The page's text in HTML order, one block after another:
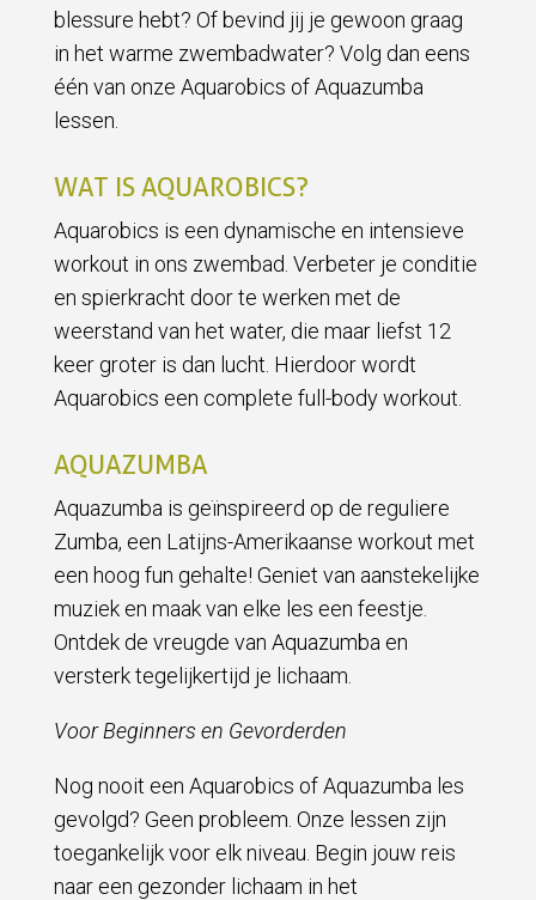
blessure hebt? Of bevind jij je gewoon graag
in het warme zwembadwater? Volg dan eens
één van onze Aquarobics of Aquazumba
lessen.
WAT IS AQUAROBICS?
Aquarobics is een dynamische en intensieve
workout in ons zwembad. Verbeter je conditie
en spierkracht door te werken met de
weerstand van het water, die maar liefst 12
keer groter is dan lucht. Hierdoor wordt
Aquarobics een complete full-body workout.
AQUAZUMBA
Aquazumba is geïnspireerd op de reguliere
Zumba, een Latijns-Amerikaanse workout met
een hoog fun gehalte! Geniet van aanstekelijke
muziek en maak van elke les een feestje.
Ontdek de vreugde van Aquazumba en
versterk tegelijkertijd je lichaam.
Voor Beginners en Gevorderden
Nog nooit een Aquarobics of Aquazumba les
gevolgd? Geen probleem. Onze lessen zijn
toegankelijk voor elk niveau. Begin jouw reis
naar een gezonder lichaam in het